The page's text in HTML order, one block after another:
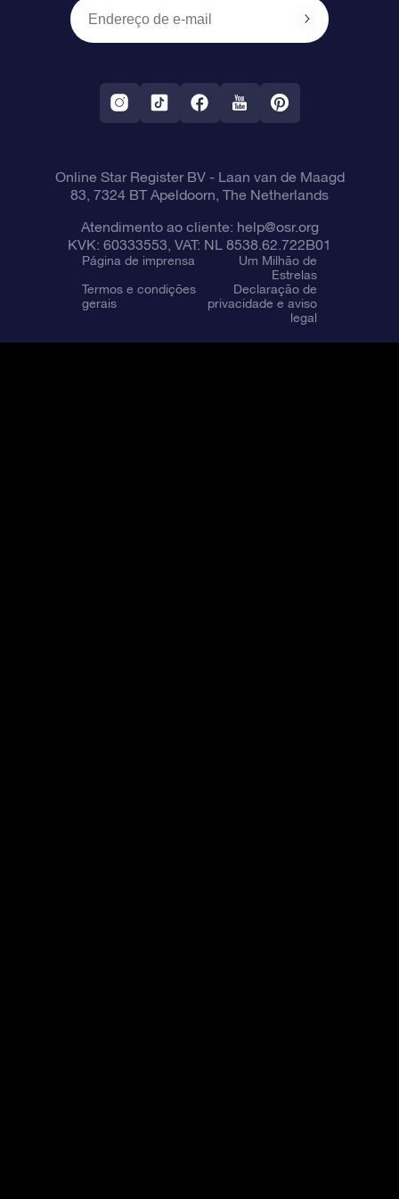
OSR Starsaver
Aplicativo RV Fly me to the stars
Política de devolução
Constelações
Online Star Register BV- Laan van de Maagd
83, 7324 BT Apeldoorn, The Netherlands
Atendimento ao cliente: help@osr.org
KVK: 60333553, VAT: NL 8538.62.722B01
Página de imprensa
Um Milhão de
Estrelas
Termos e condições
gerais
Declaração de
privacidade e aviso
legal